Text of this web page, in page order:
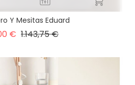
Y Mesitas Eduard
€ Precio
1.143,75 €Precio